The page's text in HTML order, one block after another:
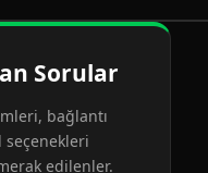
Sorular
bağlantı
seçenekleri
edilenler.